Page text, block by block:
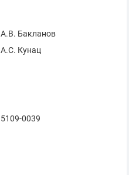
А.В. Бакланов
А.С. Кунац
5109-0039